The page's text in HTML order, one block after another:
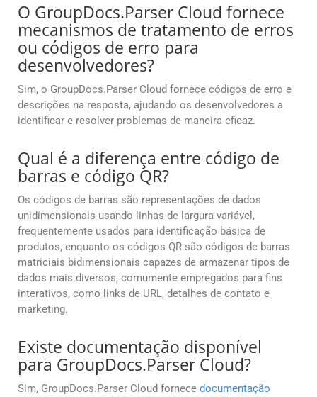
O GroupDocs.Parser Cloud fornece
mecanismos de tratamento de erros
ou códigos de erro para
desenvolvedores?
Sim, o GroupDocs.Parser Cloud fornece códigos de erro e
descrições na resposta, ajudando os desenvolvedores a
identificar e resolver problemas de maneira eficaz.
Qual é a diferença entre código de
barras e código QR?
Os códigos de barras são representações de dados
unidimensionais usando linhas de largura variável,
frequentemente usados para identificação básica de
produtos, enquanto os códigos QR são códigos de barras
matriciais bidimensionais capazes de armazenar tipos de
dados mais diversos, comumente empregados para fins
interativos, como links de URL, detalhes de contato e
marketing.
Existe documentação disponível
para GroupDocs.Parser Cloud?
Sim, GroupDocs.Parser Cloud fornece documentação